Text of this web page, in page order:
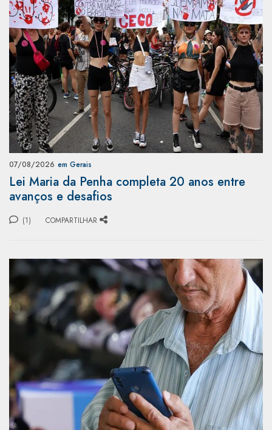
07/08/2026 em Gerais
Lei Maria da Penha completa 20 anos entre
avanços e desafios
(1) COMPARTILHAR